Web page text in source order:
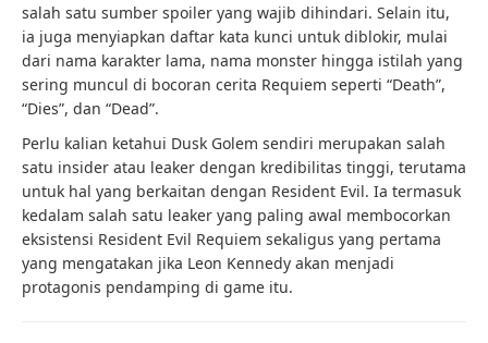
salah satu sumber spoiler yang wajib dihindari. Selain itu,
ia juga menyiapkan daftar kata kunci untuk diblokir, mulai
dari nama karakter lama, nama monster hingga istilah yang
sering muncul di bocoran cerita Requiem seperti “Death”,
“Dies”, dan “Dead”.
Perlu kalian ketahui Dusk Golem sendiri merupakan salah
satu insider atau leaker dengan kredibilitas tinggi, terutama
untuk hal yang berkaitan dengan Resident Evil. Ia termasuk
kedalam salah satu leaker yang paling awal membocorkan
eksistensi Resident Evil Requiem sekaligus yang pertama
yang mengatakan jika Leon Kennedy akan menjadi
protagonis pendamping di game itu.